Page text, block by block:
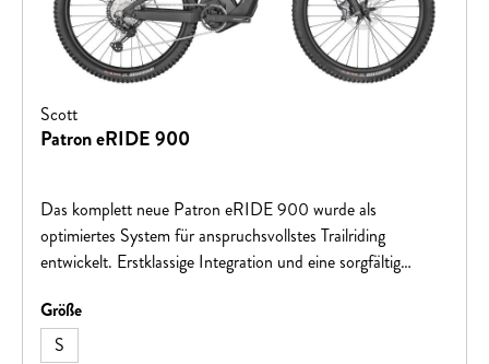
Scott
Patron eRIDE 900
Das komplett neue Patron eRIDE 900 wurde als
optimiertes System für anspruchsvollstes Trailriding
entwickelt. Erstklassige Integration und eine sorgfältig
leistungsstarken neuen Bosch Antriebseinheit viel mehr als
nur einen tollen Ride. Was du vielmehr bekommst, ist ein
Größeauswählen
S